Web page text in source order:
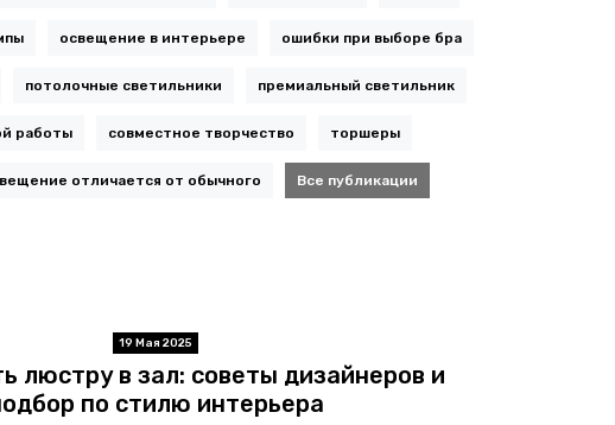
освещение в интерьере ошибки при выборе бра
потолочные светильники премиальный светильник
работы совместное творчество торшеры
отличается от обычного Все публикации
19 Мая 2025
люстру в зал: советы дизайнеров и
по стилю интерьера